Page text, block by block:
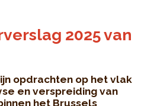
2025 van
opdrachten op het vlak
en verspreiding van
het Brussels